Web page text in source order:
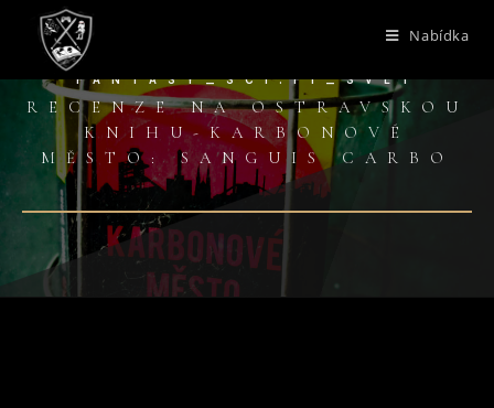
Nabídka
FANTASY_SCI.FI_SVET
RECENZE NA OSTRAVSKOU
KNIHU-KARBONOVÉ
MĚSTO: SANGUIS CARBO